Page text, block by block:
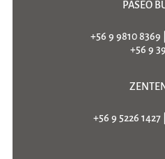
PASEO
+56 9 9810 8369
+56 9
+56 9 5226 1427|